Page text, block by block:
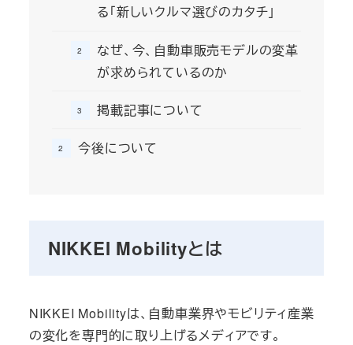
る「新しいクルマ選びのカタチ」
なぜ、今、自動車販売モデルの変革
が求められているのか
掲載記事について
今後について
NIKKEI Mobilityとは
NIKKEI Mobilityは、自動車業界やモビリティ産業
の変化を専門的に取り上げるメディアです。